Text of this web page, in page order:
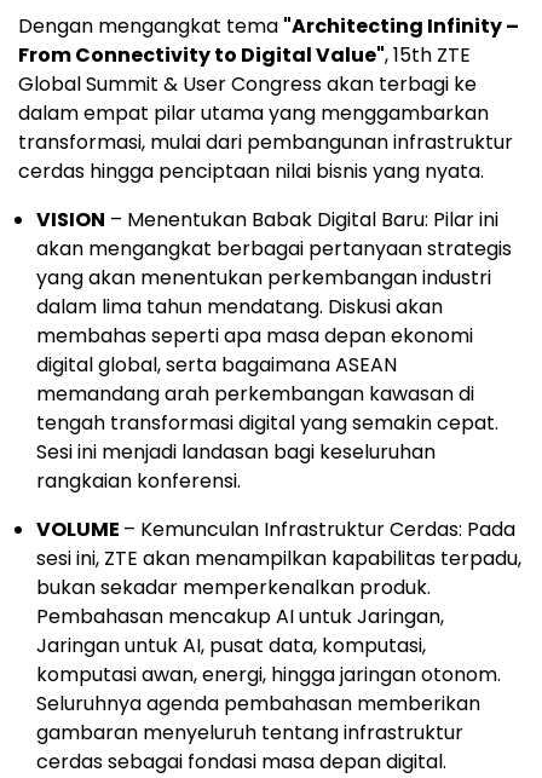
Dengan mengangkat tema "Architecting Infinity –
From Connectivity to Digital Value", 15th ZTE
Global Summit & User Congress akan terbagi ke
dalam empat pilar utama yang menggambarkan
transformasi, mulai dari pembangunan infrastruktur
cerdas hingga penciptaan nilai bisnis yang nyata.
VISION – Menentukan Babak Digital Baru: Pilar ini
akan mengangkat berbagai pertanyaan strategis
yang akan menentukan perkembangan industri
dalam lima tahun mendatang. Diskusi akan
membahas seperti apa masa depan ekonomi
digital global, serta bagaimana ASEAN
memandang arah perkembangan kawasan di
tengah transformasi digital yang semakin cepat.
Sesi ini menjadi landasan bagi keseluruhan
rangkaian konferensi.
VOLUME – Kemunculan Infrastruktur Cerdas: Pada
sesi ini, ZTE akan menampilkan kapabilitas terpadu,
bukan sekadar memperkenalkan produk.
Pembahasan mencakup AI untuk Jaringan,
Jaringan untuk AI, pusat data, komputasi,
komputasi awan, energi, hingga jaringan otonom.
Seluruhnya agenda pembahasan memberikan
gambaran menyeluruh tentang infrastruktur
cerdas sebagai fondasi masa depan digital.